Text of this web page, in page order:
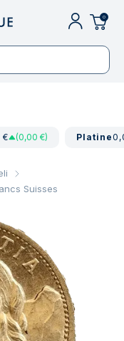
0
€ (0,00 €) Platine
Suisses